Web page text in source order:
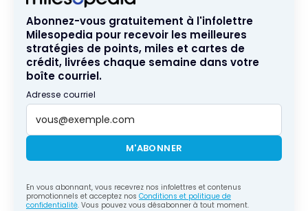
Abonnez-vous gratuitement à l'infolettre
Milesopedia pour recevoir les meilleures
stratégies de points, miles et cartes de
crédit, livrées chaque semaine dans votre
boîte courriel.
Adresse courriel
M'ABONNER
En vous abonnant, vous recevrez nos infolettres et contenus
promotionnels et acceptez nos Conditions et politique de
confidentialité. Vous pouvez vous désabonner à tout moment.